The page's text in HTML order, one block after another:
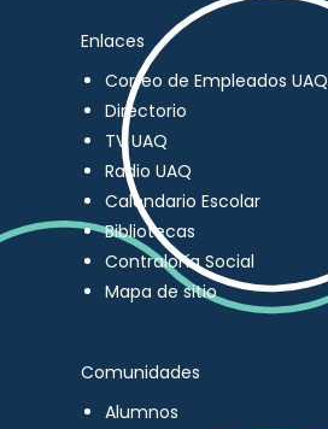
Enlaces
Correo de Empleados UAQ
Directorio
TV UAQ
Radio UAQ
Calendario Escolar
Bibliotecas
Contraloría Social
Mapa de sitio
Comunidades
Alumnos